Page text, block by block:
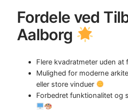
Fordele ved
Aalborg
Flere kvadratmeter uden at
Mulighed for moderne
eller store vinduer
Forbedret funktionalitet og